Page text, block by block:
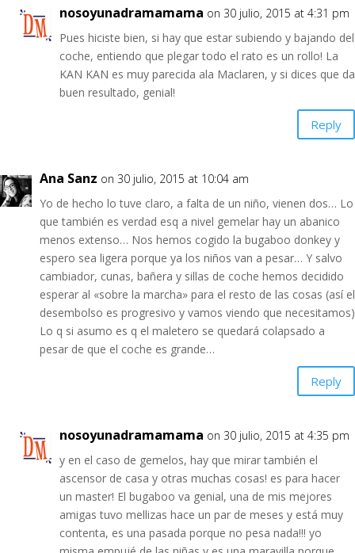
nosoyunadramamama on 30 julio, 2015 at 4:31 pm
Pues hiciste bien, si hay que estar subiendo y bajando del
coche, entiendo que plegar todo el rato es un rollo! La
KAN KAN es muy parecida ala Maclaren, y si dices que da
buen resultado, genial!
Reply
Ana Sanz on 30 julio, 2015 at 10:04 am
Yo de hecho lo tuve claro, a falta de un niño, vienen dos… Lo
que también es verdad esq a nivel gemelar hay un abanico
menos extenso… Nos hemos cogido la bugaboo donkey y
espero sea ligera porque ya los niños van a pesar… Y salvo
cambiador, cunas, bañera y sillas de coche hemos decidido
esperar al «sobre la marcha» para el resto de las cosas (así el
desembolso es progresivo y vamos viendo que necesitamos)
Lo q si asumo es q el maletero se quedará colapsado a
pesar de que el coche es grande…
Reply
nosoyunadramamama on 30 julio, 2015 at 4:35 pm
y en el caso de gemelos, hay que mirar también el
ascensor de casa y otras muchas cosas! es para hacer
un master! El bugaboo va genial, una de mis mejores
amigas tuvo mellizas hace un par de meses y está muy
contenta, es una pasada porque no pesa nada!!! yo